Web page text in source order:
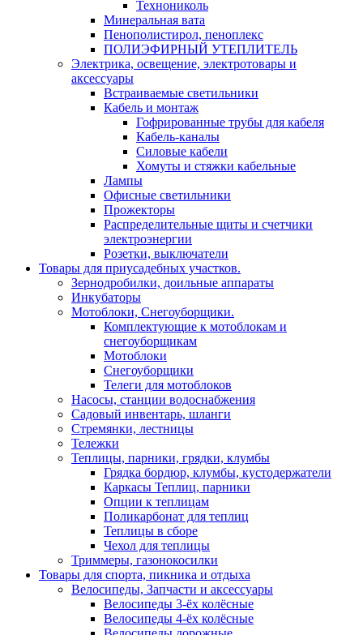
Технониколь
Минеральная вата
Пенополистирол, пеноплекс
ПОЛИЭФИРНЫЙ УТЕПЛИТЕЛЬ
Электрика, освещение, электротовары и
аксессуары
Встраиваемые светильники
Кабель и монтаж
Гофрированные трубы для кабеля
Кабель-каналы
Силовые кабели
Хомуты и стяжки кабельные
Лампы
Офисные светильники
Прожекторы
Распределительные щиты и счетчики
электроэнергии
Розетки, выключатели
Товары для приусадебных участков.
Зернодробилки, доильные аппараты
Инкубаторы
Мотоблоки, Снегоуборщики.
Комплектующие к мотоблокам и
снегоуборщикам
Мотоблоки
Снегоуборщики
Телеги для мотоблоков
Насосы, станции водоснабжения
Садовый инвентарь, шланги
Стремянки, лестницы
Тележки
Теплицы, парники, грядки, клумбы
Грядка бордюр, клумбы, кустодержатели
Каркасы Теплиц, парники
Опции к теплицам
Поликарбонат для теплиц
Теплицы в сборе
Чехол для теплицы
Триммеры, газонокосилки
Товары для спорта, пикника и отдыха
Велосипеды, Запчасти и аксессуары
Велосипеды 3-ёх колёсные
Велосипеды 4-ёх колёсные